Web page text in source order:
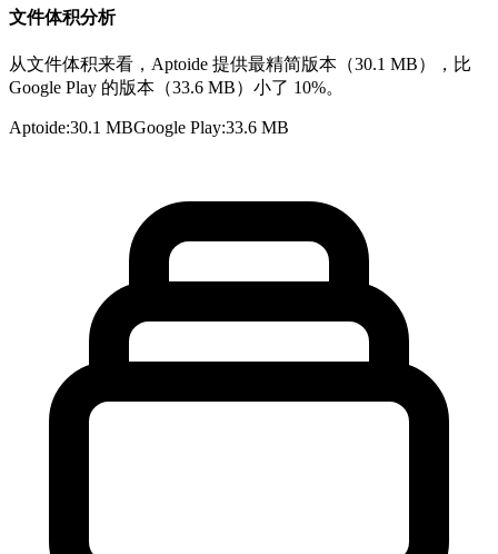
文件体积分析
从文件体积来看，Aptoide 提供最精简版本（30.1 MB），比
Google Play 的版本（33.6 MB）小了 10%。
Aptoide:30.1 MBGoogle Play:33.6 MB